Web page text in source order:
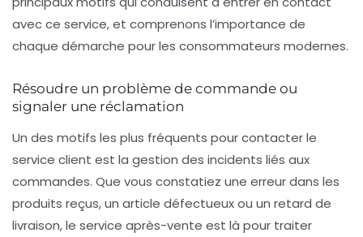
avec ce service, et comprenons l’importance de
chaque démarche pour les consommateurs modernes.
Résoudre un problème de commande ou
signaler une réclamation
Un des motifs les plus fréquents pour contacter le
service client est la gestion des incidents liés aux
commandes. Que vous constatiez une erreur dans les
produits reçus, un article défectueux ou un retard de
livraison, le service après-vente est là pour traiter